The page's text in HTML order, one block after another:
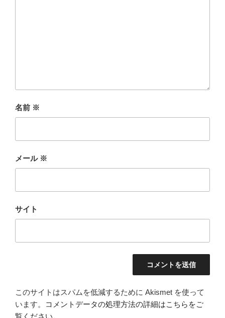
名前 ※
メール ※
サイト
このサイトはスパムを低減するために Akismet を使って
います。
コメントデータの処理方法の詳細はこちらをご